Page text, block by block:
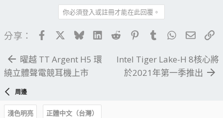
你必須登入或註冊才能在此回覆。
分享： FacebookBlueskyLinkedIn
Reddit PinterestTumblrWhatsApp
電子
曜越 TT Argent H5 環
繞立體聲電競耳機上市
Intel Tiger Lake-H 8核心將
於2021年第一季推出
周邊
淺色明亮
正體中文（台灣）